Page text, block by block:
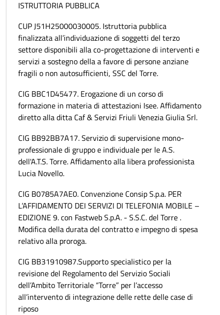
ISTRUTTORIA PUBBLICA
CUP J51H25000030005. Istruttoria pubblica
finalizzata all’individuazione di soggetti del terzo
settore disponibili alla co-progettazione di interventi e
servizi a sostegno della a favore di persone anziane
fragili o non autosufficienti, SSC del Torre.
CIG BBC1D45477. Erogazione di un corso di
formazione in materia di attestazioni Isee. Affidamento
diretto alla ditta Caf & Servizi Friuli Venezia Giulia Srl.
CIG BB92BB7A17. Servizio di supervisione mono-
professionale di gruppo e individuale per le A.S.
dell'A.T.S. Torre. Affidamento alla libera professionista
Lucia Novello.
CIG B0785A7AE0. Convenzione Consip S.p.a. PER
L’AFFIDAMENTO DEI SERVIZI DI TELEFONIA MOBILE –
EDIZIONE 9. con Fastweb S.p.A. - S.S.C. del Torre .
Modifica della durata del contratto e impegno di spesa
relativo alla proroga.
CIG BB31910987.Supporto specialistico per la
revisione del Regolamento del Servizio Sociali
dell’Ambito Territoriale “Torre” per l’accesso
all’intervento di integrazione delle rette delle case di
riposo